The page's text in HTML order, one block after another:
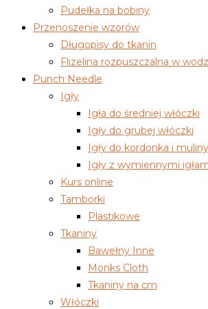
Pudełka na bobiny
Przenoszenie wzorów
Długopisy do tkanin
Flizelina rozpuszczalna w
Punch Needle
Igły
Igła do średniej włóczki
Igły do grubej włóczki
Igły do kordonka i muliny
Igły z wymiennymi
Kurs online
Tamborki
Plastikowe
Tkaniny
Bawełny Inne
Monks Cloth
Tkaniny na cm
Włóczki